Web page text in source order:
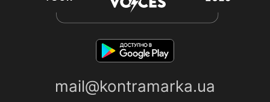
mail@kontramarka.ua